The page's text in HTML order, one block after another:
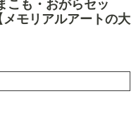
こも・おがらセッ
モリアルアートの大